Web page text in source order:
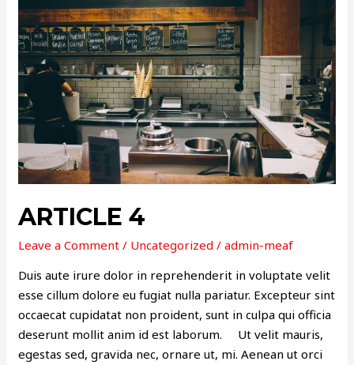
ARTICLE 4
Leave a Comment / Uncategorized /admin-meaf
Duis aute irure dolor in reprehenderit in voluptate velit
esse cillum dolore eu fugiat nulla pariatur. Excepteur sint
occaecat cupidatat non proident, sunt in culpa qui officia
deserunt mollit anim id est laborum. Ut velit mauris,
egestas sed, gravida nec, ornare ut, mi. Aenean ut orci